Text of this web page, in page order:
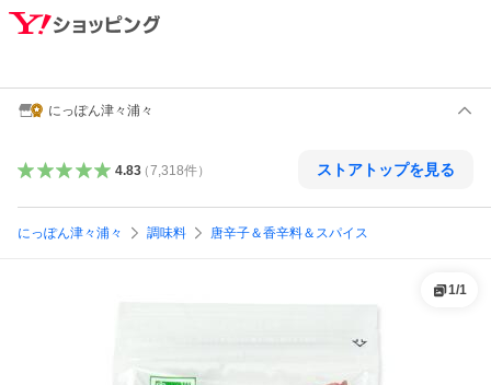
にっぽん津々浦々
4.83（7,318件） ストアトップを見る
にっぽん津々浦々 調味料 唐辛子＆香辛料＆スパイス
1/1